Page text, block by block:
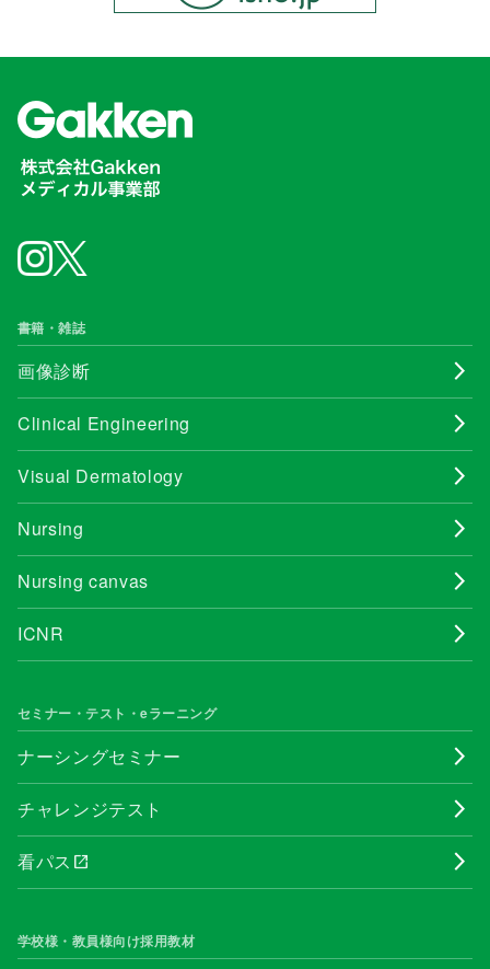
書籍・雑誌
画像診断
Clinical Engineering
Visual Dermatology
Nursing
Nursing canvas
ICNR
セミナー・テスト・eラーニング
ナーシングセミナー
チャレンジテスト
看パス open_in_new
学校様・教員様向け採用教材